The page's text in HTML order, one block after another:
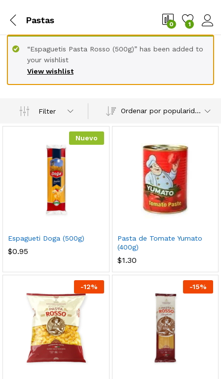
Pastas 0 1
View wishlist
“Espaguetis Pasta Rosso (500g)” has been added to
your wishlist
Filter Ordenar por popularidad
Nuevo
Espagueti Doga (500g)
$0.95
Pasta de Tomate Yumato
(400g)
$1.30
-12% -15%